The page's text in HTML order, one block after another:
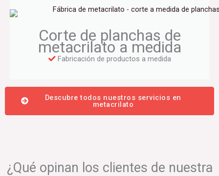
Corte de planchas de
metacrilato a medida
Fabricación de productos a medida
Descubre todos nuestros servicios en
metacrilato
¿Qué opinan los clientes de nuestra